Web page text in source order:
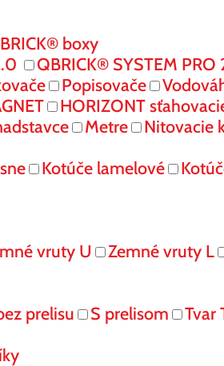
boxy
QBRICK® SYSTEM PRO
Popisovače
HORIZONT
Metre Nitovacie
Kotúče lamelové
vruty U Zemné vruty L
prelisu S prelisom Tvar